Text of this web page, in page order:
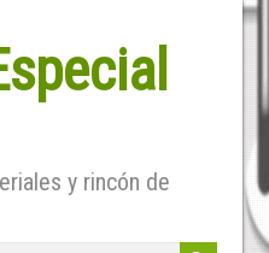
y rincón de